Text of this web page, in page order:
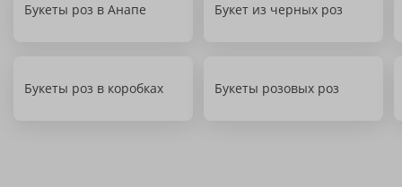
Букеты роз в Анапе Букет из черных роз
Букеты роз в коробках Букеты розовых роз